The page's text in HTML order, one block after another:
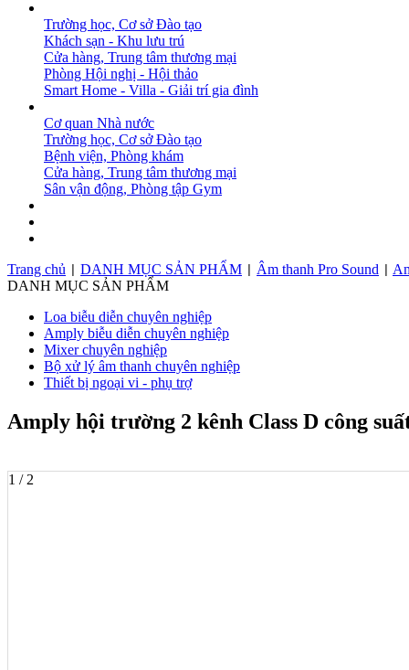
Trường học, Cơ sở Đào tạo
Khách sạn - Khu lưu trú
Cửa hàng, Trung tâm thương mại
Phòng Hội nghị - Hội thảo
Smart Home - Villa - Giải trí gia đình
Cơ quan Nhà nước
Trường học, Cơ sở Đào tạo
Bệnh viện, Phòng khám
Cửa hàng, Trung tâm thương mại
Sân vận động, Phòng tập Gym
Trang chủ
DANH MỤC SẢN PHẨM Âm thanh Pro Sound
DANH MỤC SẢN PHẨM
Loa biễu diễn chuyên nghiệp
Amply biễu diễn chuyên nghiệp
Mixer chuyên nghiệp
Bộ xử lý âm thanh chuyên nghiệp
Thiết bị ngoại vi - phụ trợ
Amply hội trường 2 kênh Class D công
1 / 2